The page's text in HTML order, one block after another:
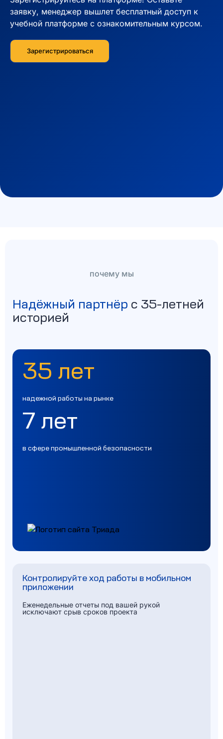
заявку, менеджер вышлет бесплатный доступ к
учебной платформе c ознакомительным курсом.
Зарегистрироваться
почему мы
Надёжный партнёр с 35-летней
историей
35 лет
надежной работы на рынке
7 лет
в сфере промышленной безопасности
Контролируйте ход работы в мобильном
приложении
Еженедельные отчеты под вашей рукой
исключают срыв сроков проекта